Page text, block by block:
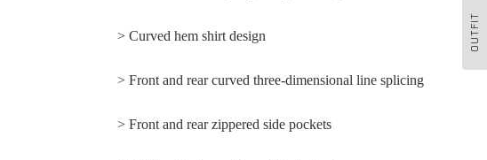
OUTFIT
> Curved hem shirt design
> Front and rear curved three-dimensional line splicing
> Front and rear zippered side pockets